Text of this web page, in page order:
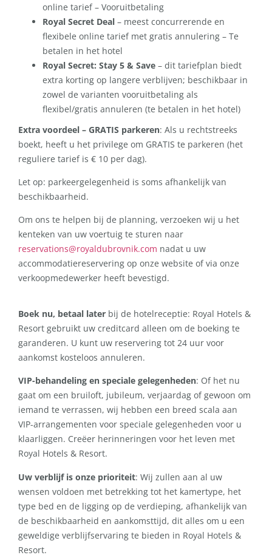
online tarief – Vooruitbetaling
Royal Secret Deal – meest concurrerende en
flexibele online tarief met gratis annulering – Te
betalen in het hotel
Royal Secret: Stay 5 & Save – dit tariefplan biedt
extra korting op langere verblijven; beschikbaar in
zowel de varianten vooruitbetaling als
flexibel/gratis annuleren (te betalen in het hotel)
Extra voordeel – GRATIS parkeren: Als u rechtstreeks
boekt, heeft u het privilege om GRATIS te parkeren (het
reguliere tarief is € 10 per dag).
Let op: parkeergelegenheid is soms afhankelijk van
beschikbaarheid.
Om ons te helpen bij de planning, verzoeken wij u het
kenteken van uw voertuig te sturen naar
reservations@royaldubrovnik.com nadat u uw
accommodatiereservering op onze website of via onze
verkoopmedewerker heeft bevestigd.
Boek nu, betaal later bij de hotelreceptie: Royal Hotels &
Resort gebruikt uw creditcard alleen om de boeking te
garanderen. U kunt uw reservering tot 24 uur voor
aankomst kosteloos annuleren.
VIP-behandeling en speciale gelegenheden: Of het nu
gaat om een bruiloft, jubileum, verjaardag of gewoon om
iemand te verrassen, wij hebben een breed scala aan
VIP-arrangementen voor speciale gelegenheden voor u
klaarliggen. Creëer herinneringen voor het leven met
Royal Hotels & Resort.
Uw verblijf is onze prioriteit: Wij zullen aan al uw
wensen voldoen met betrekking tot het kamertype, het
type bed en de ligging op de verdieping, afhankelijk van
de beschikbaarheid en aankomsttijd, dit alles om u een
geweldige verblijfservaring te bieden in Royal Hotels &
Resort.